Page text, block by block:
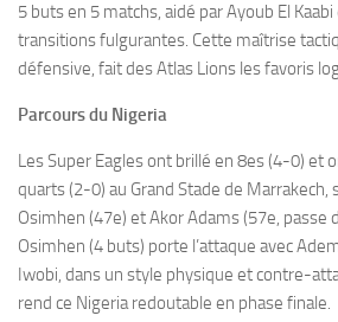
5 buts en 5 matchs, aidé par Ayoub El
transitions fulgurantes. Cette maîtrise
défensive, fait des Atlas Lions les favoris
Parcours du Nigeria
Les Super Eagles ont brillé en 8es (4-0) et
quarts (2-0) au Grand Stade de
Osimhen (47e) et Akor Adams (57e, passe
Osimhen (4 buts) porte l’attaque avec
Iwobi, dans un style physique et contre-
rend ce Nigeria redoutable en phase finale.